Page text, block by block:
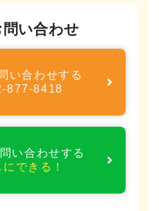
い合わせ
い合わせする
877-8418
い合わせする
できる！